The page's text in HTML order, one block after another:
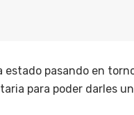
pasando en
para poder darles